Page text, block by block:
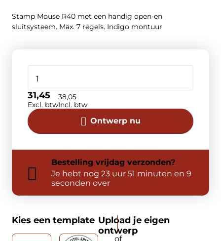
Stamp Mouse R40 met een handig open-en
sluitsysteem. Max. 7 regels. Indigo montuur
Ontwerp nu
31,45
Excl. btw
38,05
Incl. btw
Bestelling vrijdag verzonden?
Je hebt nog 23 uur 51 minuten en 9
seconden over
Kies een template Upload je eigen
ontwerp